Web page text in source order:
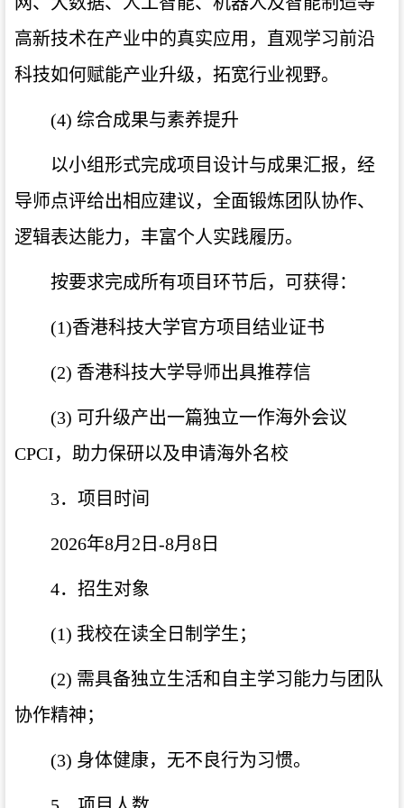
高新技术在产业中的真实应用，直观学习前沿
科技如何赋能产业升级，拓宽行业视野。
(4) 综合成果与素养提升
以小组形式完成项目设计与成果汇报，经
导师点评给出相应建议，全面锻炼团队协作、
逻辑表达能力，丰富个人实践履历。
按要求完成所有项目环节后，可获得：
(1)香港科技大学官方项目结业证书
(2) 香港科技大学导师出具推荐信
(3) 可升级产出一篇独立一作海外会议
CPCI，助力保研以及申请海外名校
3．项目时间
2026年8月2日-8月8日
4．招生对象
(1) 我校在读全日制学生；
(2) 需具备独立生活和自主学习能力与团队
协作精神；
(3) 身体健康，无不良行为习惯。